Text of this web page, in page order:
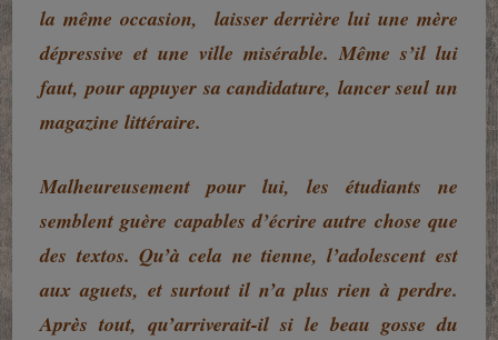
la même occasion, laisser derrière lui une mère
dépressive et une ville misérable. Même s’il lui
faut, pour appuyer sa candidature, lancer seul un
magazine littéraire.
Malheureusement pour lui, les étudiants ne
semblent guère capables d’écrire autre chose que
des textos. Qu’à cela ne tienne, l’adolescent est
aux aguets, et surtout il n’a plus rien à perdre.
Après tout, qu’arriverait-il si le beau gosse du